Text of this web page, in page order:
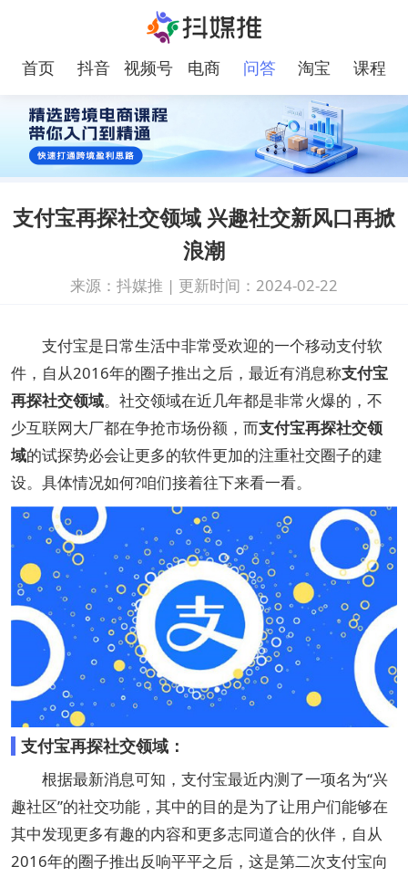
首页 抖音 视频号 电商 问答 淘宝 课程
支付宝再探社交领域 兴趣社交新风口再掀
浪潮
来源：抖媒推 | 更新时间：2024-02-22
支付宝是日常生活中非常受欢迎的一个移动支付软
件，自从2016年的圈子推出之后，最近有消息称支付宝
再探社交领域。社交领域在近几年都是非常火爆的，不
少互联网大厂都在争抢市场份额，而支付宝再探社交领
域的试探势必会让更多的软件更加的注重社交圈子的建
设。具体情况如何?咱们接着往下来看一看。
支付宝再探社交领域：
根据最新消息可知，支付宝最近内测了一项名为“兴
趣社区”的社交功能，其中的目的是为了让用户们能够在
其中发现更多有趣的内容和更多志同道合的伙伴，自从
2016年的圈子推出反响平平之后，这是第二次支付宝向